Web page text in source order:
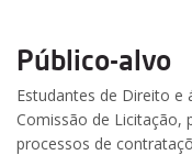
Público-alvo
Estudantes de Direito e
Comissão de Licitação,
processos de